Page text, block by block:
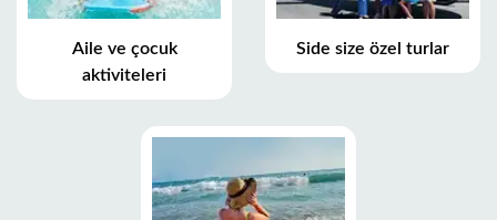
Aile ve çocuk
aktiviteleri
Side size özel turlar